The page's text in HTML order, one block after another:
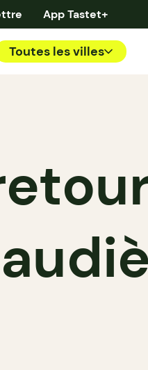
App Tastet+
Toutes les villes